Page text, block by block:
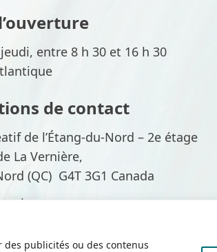
publicités ou des contenus
entre 8 h 30 et 16 h 30
de contact
de l’Étang-du-Nord – 2e étage
La Vernière,
(QC) G4T 3G1 Canada
im.qc.ca